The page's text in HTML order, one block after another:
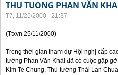
THU TUONG PHAN VĂN
T7, 11/25/2000 - 21:37
(Ttxvn 25/11/2000)
Trong thời gian tham dự Hội nghị cấp
tướng Phan Văn Khải đã có cuộc gặp
Kim Te Chung, Thủ tướng Thái Lan